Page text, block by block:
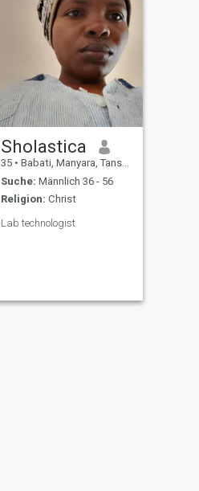
Sholastica
35 • Babati, Manyara, Tansania
Suche: Männlich 36 - 56
Religion: Christ
Lab technologist